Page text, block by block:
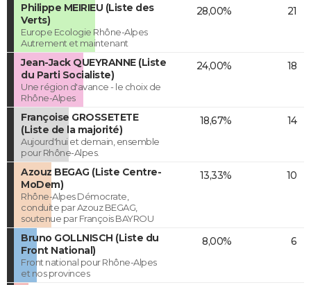
Philippe MEIRIEU (Liste des
Verts)
Europe Ecologie Rhône-Alpes
Autrement et maintenant
28,00% 21
Jean-Jack QUEYRANNE (Liste
du Parti Socialiste)
Une région d'avance - le choix de
Rhône-Alpes
24,00% 18
Françoise GROSSETETE
(Liste de la majorité)
Aujourd'hui et demain, ensemble
pour Rhône-Alpes.
18,67% 14
Azouz BEGAG (Liste Centre-
MoDem)
Rhône-Alpes Démocrate,
conduite par Azouz BEGAG,
soutenue par François BAYROU
13,33% 10
Bruno GOLLNISCH (Liste du
Front National)
Front national pour Rhône-Alpes
et nos provinces
8,00% 6